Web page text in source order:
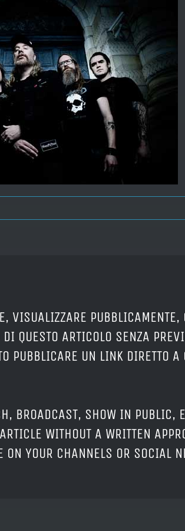
VISUALIZZARE PUBBLICAMENTE,
QUESTO ARTICOLO SENZA
PUBBLICARE UN LINK DIRETTO A
BROADCAST, SHOW IN PUBLIC,
WITHOUT A WRITTEN
YOUR CHANNELS OR SOCIAL